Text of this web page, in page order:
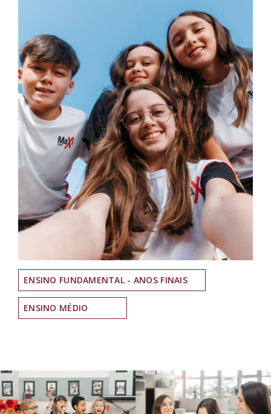
ENSINO FUNDAMENTAL - ANOS FINAIS
ENSINO MÉDIO